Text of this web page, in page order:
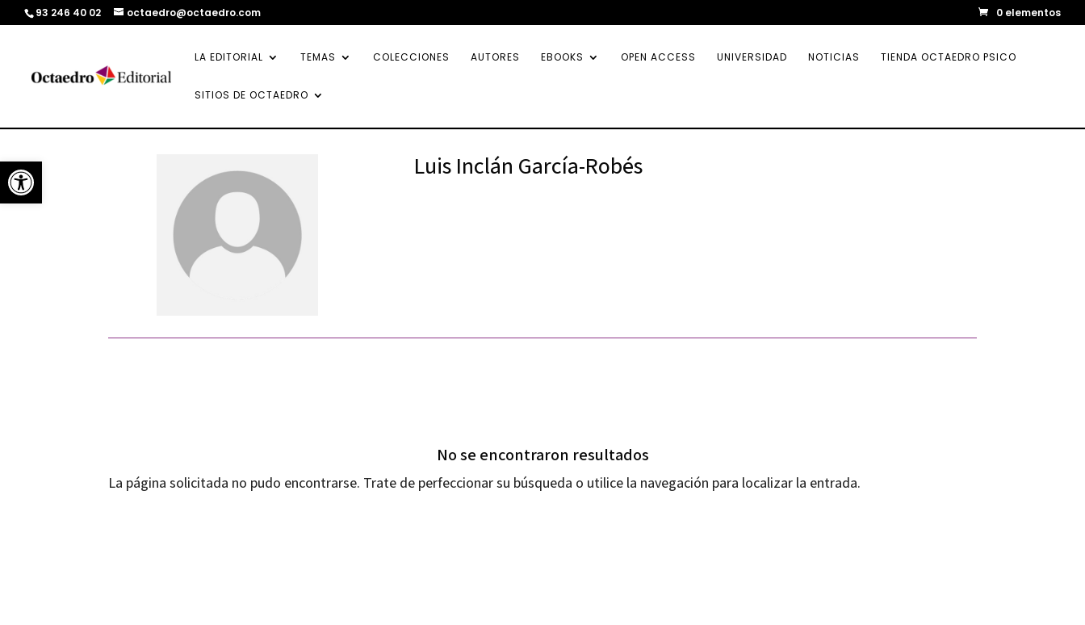
Abrir barra de herramientas
93 246 40 02 octaedro@octaedro.com 0 elementos
LA EDITORIAL TEMAS COLECCIONES AUTORES EBOOKS OPEN ACCESS UNIVERSIDAD NOTICIAS TIENDA OCTAEDRO PSICO
SITIOS DE OCTAEDRO
Luis Inclán García-Robés
No se encontraron resultados
La página solicitada no pudo encontrarse. Trate de perfeccionar su búsqueda o utilice la navegación para localizar la entrada.